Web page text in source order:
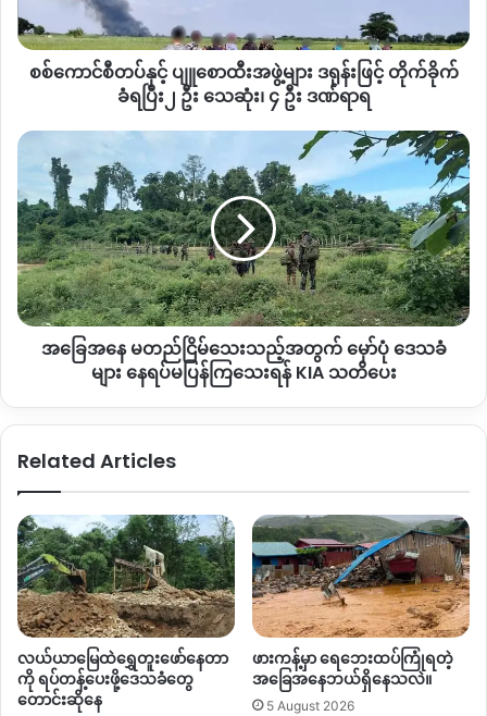
များဖြင့် ကသာပြည်သူ့ဆေးရုံသို့ ပို့ဆောင်ခဲ့ကြောင်း သိရသည်။
Copy URL
များ
ဒ
ရုန်း
ရ
ပြီး၂ ဦး သေဆုံး၊
ဦး
ဒဏ်ရာ
ရ
စစ်ကောင်စီတပ်နှင့် ပျူစောထီးအဖွဲ့များ ဒရုန်းဖြင့် တိုက်ခိုက်
ခံရပြီး၂ ဦး သေဆုံး၊ ၄ ဦး ဒဏ်ရာရ
အခြေအနေ မ
တည်ငြိမ်
သေး
သ
ည့်
အတွက်
မှော်
ပုံ ဒေသခံ
များ
နေရပ်
ရန် KIA သတိပေး
အခြေအနေ မတည်ငြိမ်သေးသည့်အတွက် မှော်ပုံ ဒေသခံ
များ နေရပ်မပြန်ကြသေးရန် KIA သတိပေး
Related Articles
လယ်ယာမြေထဲရွှေတူးဖော်နေတာ
ကို ရပ်တန့်ပေးဖို့ဒေသခံတွေ
တောင်းဆိုနေ
ဖားကန့်မှာ ရေဘေးထပ်ကြုံရတဲ့
အခြေအနေဘယ်ရှိနေသလဲ။
5 August 2026